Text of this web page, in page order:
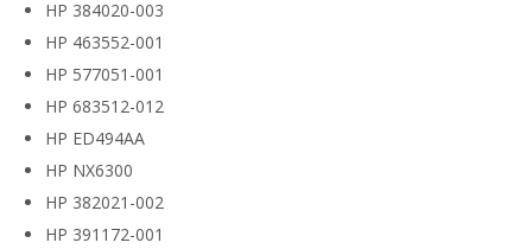
HP 384020-003
HP 463552-001
HP 577051-001
HP 683512-012
HP ED494AA
HP NX6300
HP 382021-002
HP 391172-001